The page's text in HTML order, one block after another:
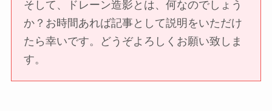
そして、ドレーン造影とは、何なのでしょう
か？ お時間あれば記事として説明をいただけ
たら幸いです。
どうぞよろしくお願い致しま
す。